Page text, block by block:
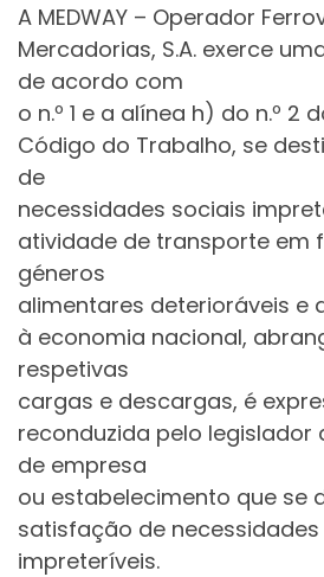
A MEDWAY – Operador
Mercadorias, S.A. exerce
de acordo com
o n.º 1 e a alínea h) do n.º 2
Código do Trabalho, se
de
necessidades sociais
atividade de transporte em
géneros
alimentares deterioráveis e
à economia nacional,
respetivas
cargas e descargas, é
reconduzida pelo legislador
de empresa
ou estabelecimento que se
satisfação de
impreteríveis.